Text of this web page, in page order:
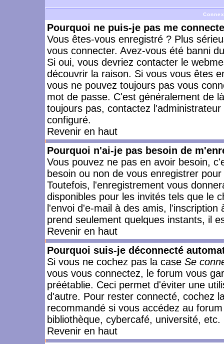
Pourquoi ne puis-je pas me
Vous êtes-vous enregistré ? Plus
vous connecter. Avez-vous été banni
Si oui, vous devriez contacter le
découvrir la raison. Si vous vous êtes
vous ne pouvez toujours pas vous
mot de passe. C'est généralement de
toujours pas, contactez
configuré.
Revenir en haut
Pourquoi n'ai-je pas besoin de
Vous pouvez ne pas en avoir besoin,
besoin ou non de vous enregistrer
Toutefois, l'enregistrement vous
disponibles pour les invités tels que le
l'envoi d'e-mail à des amis,
prend seulement quelques instants, il
Revenir en haut
Pourquoi suis-je déconnecté
Si vous ne cochez pas la case Se
vous vous connectez, le forum vous
préétablie. Ceci permet d'éviter une
d'autre. Pour rester connecté, cochez
recommandé si vous accédez au
bibliothèque, cybercafé, université, etc.
Revenir en haut